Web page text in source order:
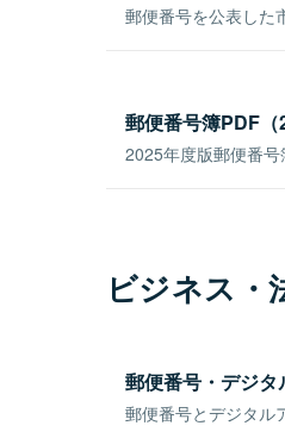
郵便番号を公表した
郵便番号簿PDF（
2025年度版郵便番号
ビジネス・
郵便番号・デジ
郵便番号とデジタル